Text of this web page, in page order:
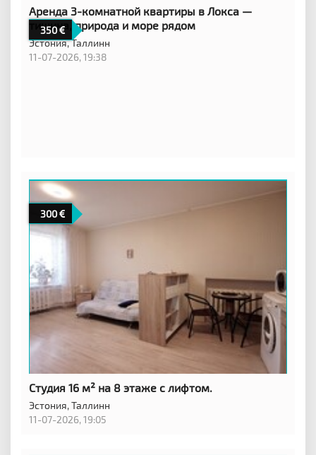
350
Аренда 3-комнатной квартиры в Локса —
тишина, природа и море рядом
Эстония,Таллинн
11-07-2026, 19:38
300
Студия 16 м² на 8 этаже с лифтом.
Эстония,Таллинн
11-07-2026, 19:05